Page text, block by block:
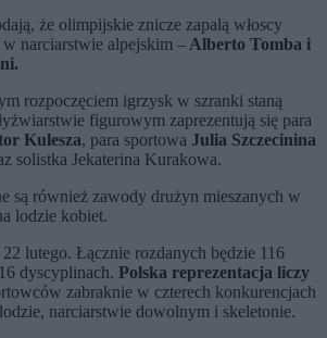
że olimpijskie znicze zapalą włoscy
narciarstwie alpejskim – Alberto Tomba i
rozpoczęciem igrzysk w szranki staną
figurowym zaprezentują się para
Kulesza, para sportowa Julia Szczecinina
solistka Jekaterina Kurakowa.
są również zawody drużyn mieszanych w
lodzie kobiet.
lutego. Łącznie rozdanych będzie 116
dyscyplinach. Polska reprezentacja liczy
zabraknie w czterech konkurencjach
narciarstwie dowolnym i skeletonie.